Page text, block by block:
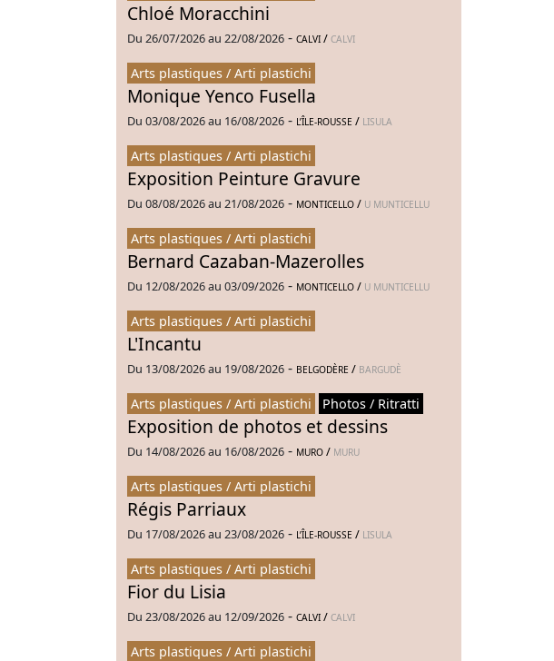
Chloé Moracchini
Du 26/07/2026 au 22/08/2026 - CALVI / CALVI
Arts plastiques / Arti plastichi
Monique Yenco Fusella
Du 03/08/2026 au 16/08/2026 - L’ÎLE-ROUSSE / LISULA
Arts plastiques / Arti plastichi
Exposition Peinture Gravure
Du 08/08/2026 au 21/08/2026 - MONTICELLO / U MUNTICELLU
Arts plastiques / Arti plastichi
Bernard Cazaban-Mazerolles
Du 12/08/2026 au 03/09/2026 - MONTICELLO / U MUNTICELLU
Arts plastiques / Arti plastichi
L'Incantu
Du 13/08/2026 au 19/08/2026 - BELGODÈRE / BARGUDÈ
Arts plastiques / Arti plastichi Photos / Ritratti
Exposition de photos et dessins
Du 14/08/2026 au 16/08/2026 - MURO / MURU
Arts plastiques / Arti plastichi
Régis Parriaux
Du 17/08/2026 au 23/08/2026 - L’ÎLE-ROUSSE / LISULA
Arts plastiques / Arti plastichi
Fior du Lisia
Du 23/08/2026 au 12/09/2026 - CALVI / CALVI
Arts plastiques / Arti plastichi